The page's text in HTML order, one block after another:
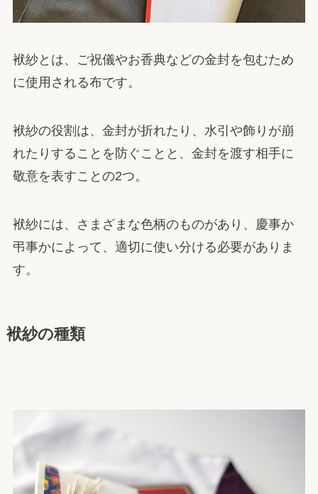
袱紗とは、ご祝儀やお香典などの金封を包むため
に使用される布です。
袱紗の役割は、金封が折れたり、水引や飾りが崩
れたりすることを防ぐことと、金封を渡す相手に
敬意を表すことの2つ。
袱紗には、さまざまな色柄のものがあり、慶事か
弔事かによって、適切に使い分ける必要がありま
す。
袱紗の種類